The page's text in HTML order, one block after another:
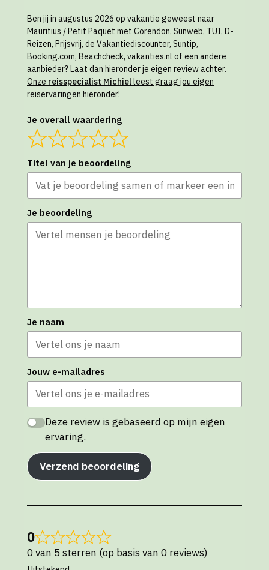
Ben jij in augustus 2026 op vakantie geweest naar
Mauritius / Petit Paquet met Corendon, Sunweb, TUI, D-
Reizen, Prijsvrij, de Vakantiediscounter, Suntip,
Booking.com, Beachcheck, vakanties.nl of een andere
aanbieder? Laat dan hieronder je eigen review achter.
Onze reisspecialist Michielleest graag jou eigen
reiservaringen hieronder!
Je overall waardering
Titel van je beoordeling
Je beoordeling
Je naam
Jouw e-mailadres
Deze review is gebaseerd op mijn eigen
ervaring.
Verzend beoordeling
0
0 van 5 sterren (op basis van 0 reviews)